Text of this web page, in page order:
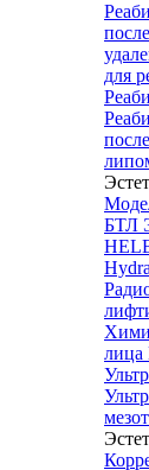
для
БТЛ
лица